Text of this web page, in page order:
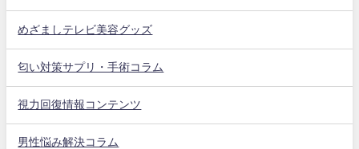
めざましテレビ美容グッズ
匂い対策サプリ・手術コラム
視力回復情報コンテンツ
男性悩み解決コラム